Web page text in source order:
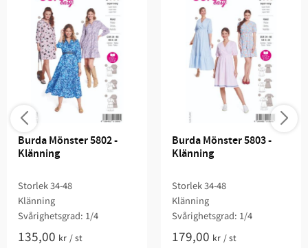
Burda Mönster 5802 -
Klänning
Storlek 34-48
Klänning
Svårighetsgrad: 1/4​
135,00 kr /st
Burda Mönster 5803 -
Klänning
Storlek 34-48
Klänning
Svårighetsgrad: 1/4​​
179,00 kr /st